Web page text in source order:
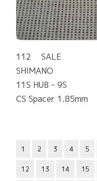
112 SALE
SHIMANO
11S HUB - 9S
CS Spacer 1.85mm
1 2 3 4 5
12 13 14 15